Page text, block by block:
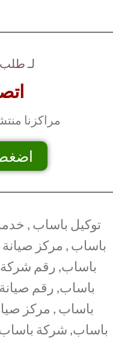
لـ طلب
مراكزنا
توكيل باساب ,
باساب , مركز
باساب, رقم شركة
باساب, رقم
باساب , مركز
باساب, شركة